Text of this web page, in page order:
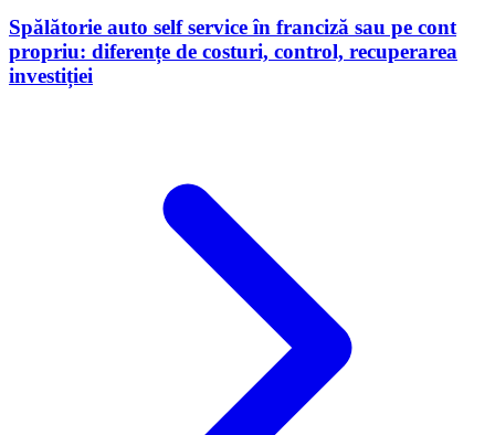
Spălătorie auto self service în franciză sau pe cont
propriu: diferențe de costuri, control, recuperarea
investiției